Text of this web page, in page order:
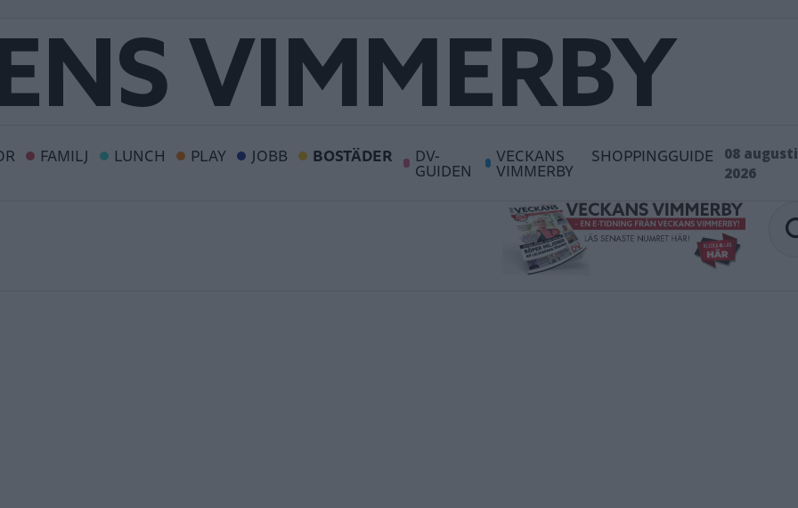
FAMILJ LUNCH PLAY JOBB BOSTÄDER DV-
GUIDEN
VECKANS
VIMMERBY
SHOPPINGGUIDE
08 augusti
2026